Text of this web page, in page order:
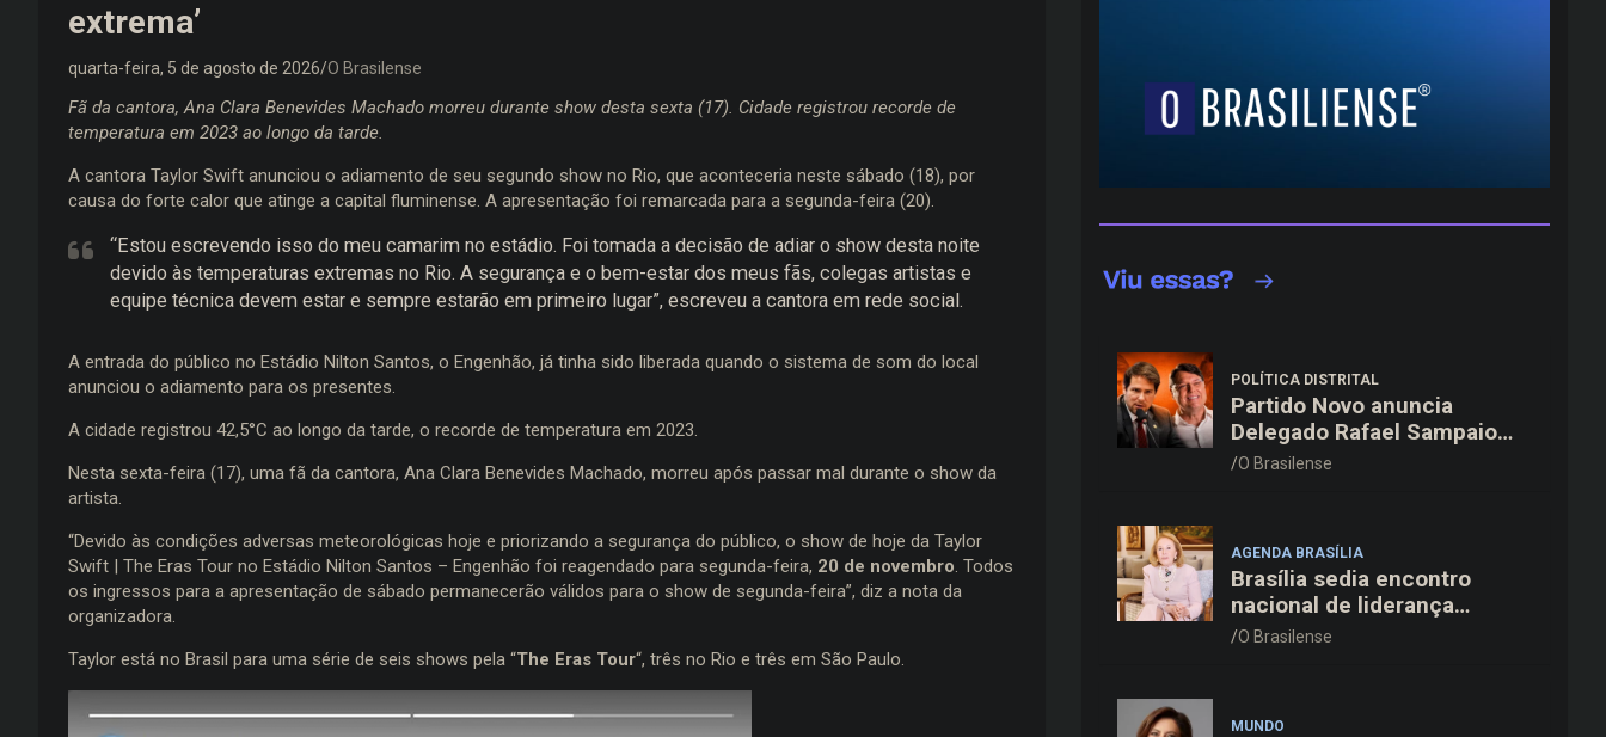
extrema’
quarta-feira, 5 de agosto de 2026 O Brasilense
Fã da cantora, Ana Clara Benevides Machado morreu durante show desta sexta (17). Cidade registrou recorde de
temperatura em 2023 ao longo da tarde.
A cantora Taylor Swift anunciou o adiamento de seu segundo show no Rio, que aconteceria neste sábado (18), por
causa do forte calor que atinge a capital fluminense. A apresentação foi remarcada para a segunda-feira (20).
“Estou escrevendo isso do meu camarim no estádio. Foi tomada a decisão de adiar o show desta noite
devido às temperaturas extremas no Rio. A segurança e o bem-estar dos meus fãs, colegas artistas e
equipe técnica devem estar e sempre estarão em primeiro lugar”, escreveu a cantora em rede social.
A entrada do público no Estádio Nilton Santos, o Engenhão, já tinha sido liberada quando o sistema de som do local
anunciou o adiamento para os presentes.
A cidade registrou 42,5°C ao longo da tarde, o recorde de temperatura em 2023.
Nesta sexta-feira (17), uma fã da cantora, Ana Clara Benevides Machado, morreu após passar mal durante o show da
artista.
“Devido às condições adversas meteorológicas hoje e priorizando a segurança do público, o show de hoje da Taylor
Swift | The Eras Tour no Estádio Nilton Santos – Engenhão foi reagendado para segunda-feira, 20 de novembro . Todos
os ingressos para a apresentação de sábado permanecerão válidos para o show de segunda-feira”, diz a nota da
organizadora.
Taylor está no Brasil para uma série de seis shows pela “The Eras Tour“, três no Rio e três em São Paulo.
POLÍTICA DISTRITAL
Partido Novo anuncia
Delegado Rafael Sampaio
como candidato a vice-
O Brasilense
AGENDA BRASÍLIA
Brasília sedia encontro
nacional de liderança
feminina com Janete Vaz,
O Brasilense
MUNDO